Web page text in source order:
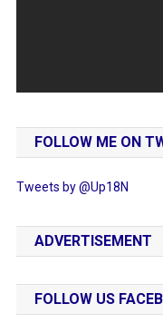
FOLLOW ME ON
Tweets by @Up18N
ADVERTISEMENT
FOLLOW US